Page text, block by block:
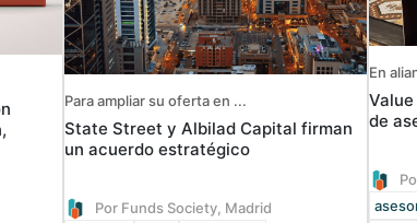
Para ampliar su oferta en ...
State Street y Albilad Capital firman
un acuerdo estratégico
Por Funds Society, Madrid
En
de